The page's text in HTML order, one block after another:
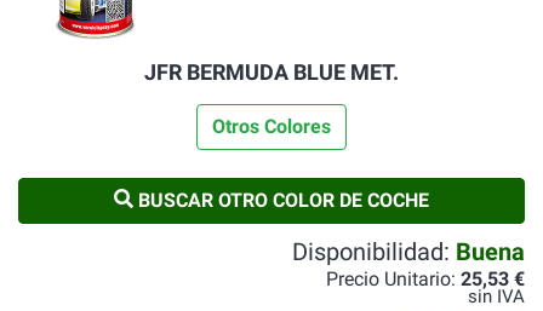
JFR BERMUDA BLUE MET.
Otros Colores
BUSCAR OTRO COLOR DE COCHE
Disponibilidad: Buena
Precio Unitario: 25,53 €
sin IVA